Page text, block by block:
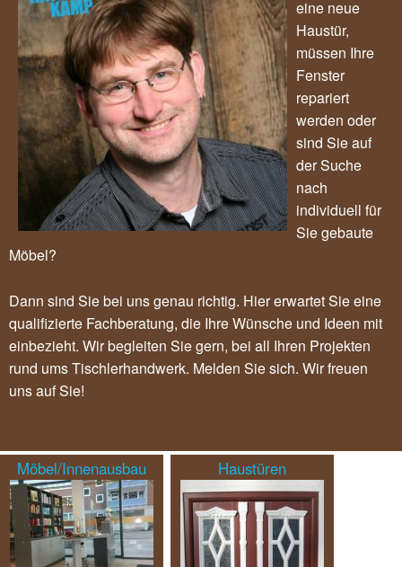
eine neue
Haustür,
müssen Ihre
Fenster
repariert
werden oder
sind Sie auf
der Suche
nach
individuell für
Sie gebaute
Möbel?
Dann sind Sie bei uns genau richtig. Hier erwartet Sie eine
qualifizierte Fachberatung, die Ihre Wünsche und Ideen mit
einbezieht. Wir begleiten Sie gern, bei all Ihren Projekten
rund ums Tischlerhandwerk. Melden Sie sich. Wir freuen
uns auf Sie!
Möbel/Innenausbau Haustüren